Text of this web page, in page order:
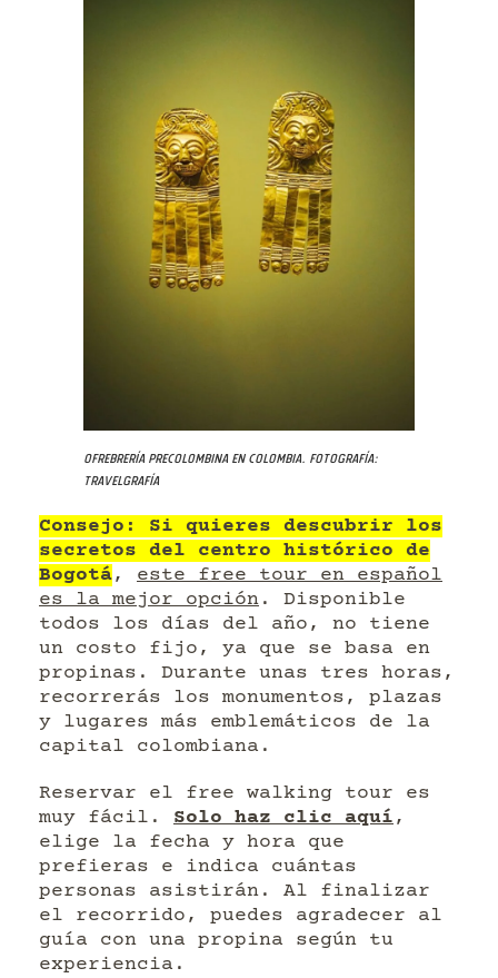
Ofrebrería precolombina en Colombia. Fotografía:
Travelgrafía
Consejo: Si quieres descubrir los
secretos del centro histórico de
Bogotá, este free tour en español
es la mejor opción . Disponible
todos los días del año, no tiene
un costo fijo, ya que se basa en
propinas. Durante unas tres horas,
recorrerás los monumentos, plazas
y lugares más emblemáticos de la
capital colombiana.
Reservar el free walking tour es
muy fácil. Solo haz clic aquí,
elige la fecha y hora que
prefieras e indica cuántas
personas asistirán. Al finalizar
el recorrido, puedes agradecer al
guía con una propina según tu
experiencia.